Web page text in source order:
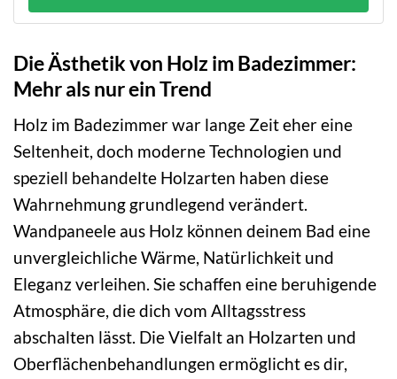
Die Ästhetik von Holz im Badezimmer:
Mehr als nur ein Trend
Holz im Badezimmer war lange Zeit eher eine
Seltenheit, doch moderne Technologien und
speziell behandelte Holzarten haben diese
Wahrnehmung grundlegend verändert.
Wandpaneele aus Holz können deinem Bad eine
unvergleichliche Wärme, Natürlichkeit und
Eleganz verleihen. Sie schaffen eine beruhigende
Atmosphäre, die dich vom Alltagsstress
abschalten lässt. Die Vielfalt an Holzarten und
Oberflächenbehandlungen ermöglicht es dir,